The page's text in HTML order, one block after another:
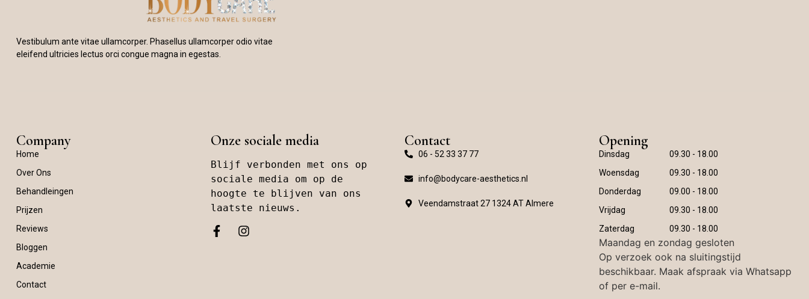
Vestibulum ante vitae ullamcorper. Phasellus ullamcorper odio vitae
eleifend ultricies lectus orci congue magna in egestas.
Company
Home
Over Ons
Behandleingen
Prijzen
Reviews
Bloggen
Academie
Contact
Onze sociale media
Blijf verbonden met ons op
sociale media om op de
hoogte te blijven van ons
laatste nieuws.
Contact
06 - 52 33 37 77
info@bodycare-aesthetics.nl
Veendamstraat 27 1324 AT Almere
Opening
Dinsdag
Woensdag
Donderdag
Vrijdag
Zaterdag
09.30 - 18.00
09.30 - 18.00
09.00 - 18.00
09.30 - 18.00
09.30 - 18.00
Maandag en zondag gesloten
Op verzoek ook na sluitingstijd
beschikbaar. Maak afspraak via Whatsapp
of per e-mail.